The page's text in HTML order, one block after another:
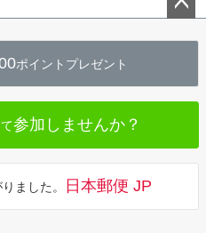
へ
ポイントプレゼント
参加しませんか？
ました。 日本郵便 JP